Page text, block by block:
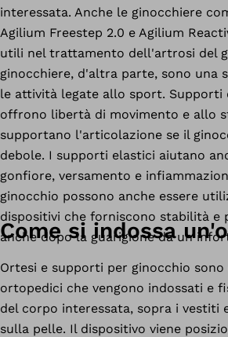
interessata. Anche le ginocchiere
Agilium Freestep 2.0 e Agilium
utili nel trattamento dell'artrosi del
ginocchiere, d'altra parte, sono una
le attività legate allo sport. Supporti
offrono libertà di movimento e allo
supportano l'articolazione se il
debole. I supporti elastici aiutano
gonfiore, versamento e
ginocchio possono anche essere
dispositivi che forniscono stabilità e
anche dopo la guarigione da un
Come si indossa
Ortesi e supporti per ginocchio sono
ortopedici che vengono indossati e
del corpo interessata, sopra i vestiti
sulla pelle. Il dispositivo viene